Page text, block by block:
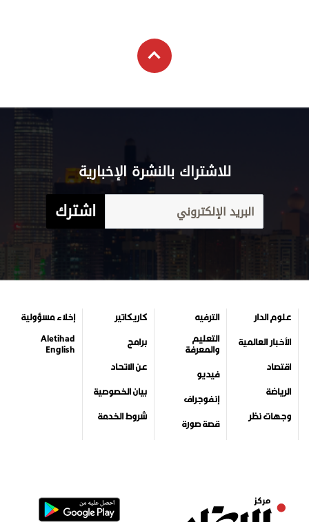
للاشتراك بالنشرة الإخبارية
اشترك
علوم الدار
الأخبار العالمية
اقتصاد
الرياضة
وجهات نظر
الترفيه
التعليم
والمعرفة
فيديو
إنفوجراف
قصة صورة
كاريكاتير
برامج
عن الاتحاد
بيان الخصوصية
شروط الخدمة
إخلاء مسؤولية
Aletihad
English